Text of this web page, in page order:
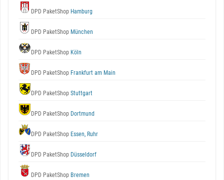
DPD PaketShop Hamburg
DPD PaketShop München
DPD PaketShop Köln
DPD PaketShop Frankfurt am Main
DPD PaketShop Stuttgart
DPD PaketShop Dortmund
DPD PaketShop Essen, Ruhr
DPD PaketShop Düsseldorf
DPD PaketShop Bremen